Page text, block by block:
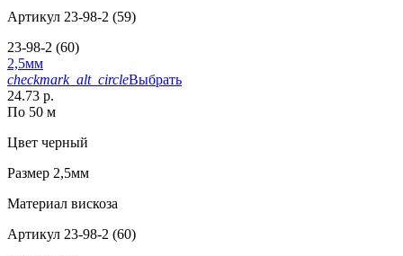
Артикул 23-98-2 (59)
23-98-2 (60)
2,5мм
checkmark_alt_circleВыбрать
24.73 р.
По 50 м
Цвет черный
Размер 2,5мм
Материал вискоза
Артикул 23-98-2 (60)